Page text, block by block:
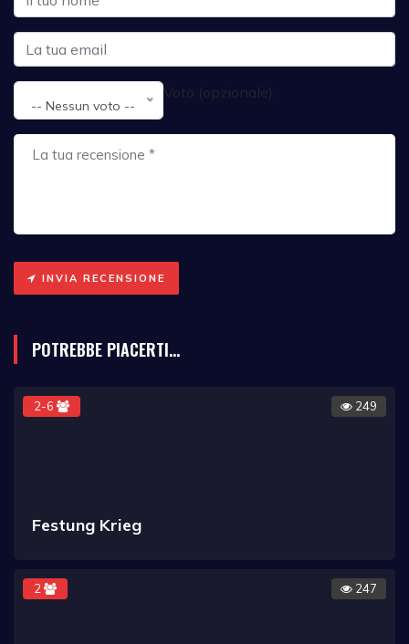
Voto (opzionale):
-- Nessun voto --
INVIA RECENSIONE
POTREBBE PIACERTI...
2-6 249
Festung Krieg
2 247